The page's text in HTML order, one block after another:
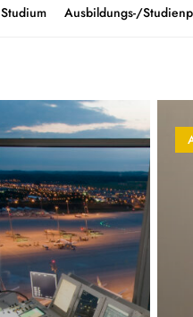
Studium Ausbildungs-/